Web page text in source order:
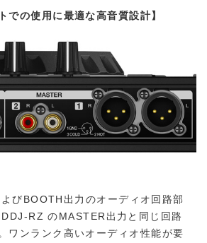
での使用に最適な高音質設計】
びBOOTH出力のオーディオ回路部
RZ のMASTER出力と同じ回路
ワンランク高いオーディオ性能が要